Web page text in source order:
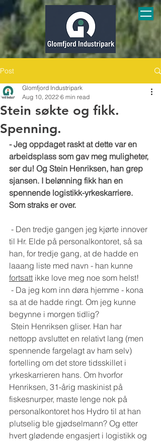
Post
Stein søkte og fikk.
Spenning.
Glomfjord Industripark
Aug 10, 2022 6 min read
- Jeg oppdaget raskt at dette var en
arbeidsplass som gav meg muligheter,
ser du! Og Stein Henriksen, han grep
sjansen. I belønning fikk han en
spennende logistikk-yrkeskarriere.
Som straks er over.
til Hr. Elde på personalkontoret, så sa
han, for tredje gang, at de hadde en
laaang liste med navn - han kunne
fortsatt ikke love meg noe som helst!
sa at de hadde ringt. Om jeg kunne
begynne i morgen tidlig?
nettopp avsluttet en relativt lang (men
spennende fargelagt av ham selv)
fortelling om det store tidsskillet i
yrkeskarrieren hans. Om hvorfor
Henriksen, 31-årig maskinist på
fiskesnurper, maste lenge nok på
personalkontoret hos Hydro til at han
plutselig ble gjødselmann? Og etter
hvert glødende engasjert i logistikk og